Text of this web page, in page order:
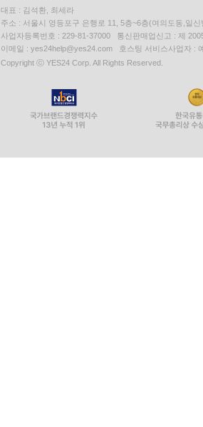
대표 : 김석환, 최세라
주소 : 서울시 영등포구 은행로 11, 5층~6층(여의도동,일신
사업자등록번호 : 229-81-37000 통신판매업신고 : 제
이메일 : yes24help@yes24.com 호스팅 서비스사업자 :
Copyright ⓒ YES24 Corp. All Rights Reserved.